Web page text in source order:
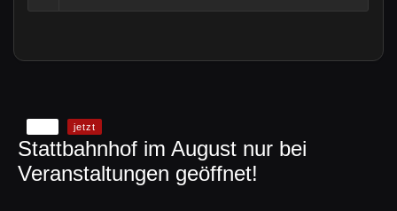
jetzt
Stattbahnhof im August nur bei
Veranstaltungen geöffnet!